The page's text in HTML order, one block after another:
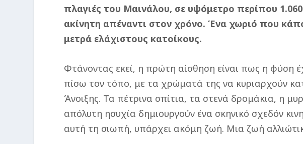
πλαγιές του Μαινάλου, σε υψόμετρο περίπου 1.060
ακίνητη απέναντι στον χρόνο. Ένα χωριό που
μετρά ελάχιστους κατοίκους.
Φτάνοντας εκεί, η πρώτη αίσθηση είναι πως η φύση
πίσω τον τόπο, με τα χρώματά της να κυριαρχούν
Άνοιξης. Τα πέτρινα σπίτια, τα στενά δρομάκια, η
απόλυτη ησυχία δημιουργούν ένα σκηνικό σχεδόν
αυτή τη σιωπή, υπάρχει ακόμη ζωή. Μια ζωή